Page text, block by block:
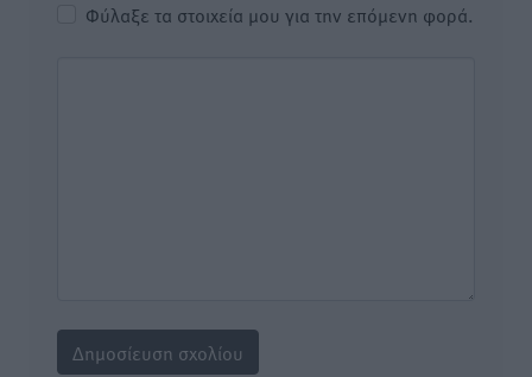
Φύλαξε τα στοιχεία μου για την επόμενη φορά.